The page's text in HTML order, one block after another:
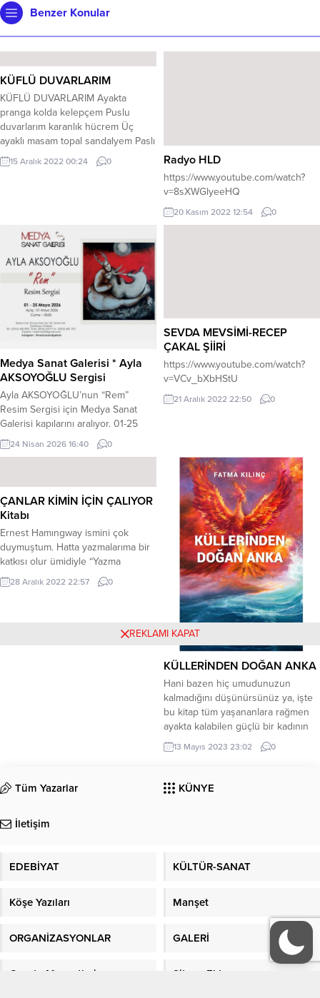
Benzer Konular
KÜFLÜ DUVARLARIM
KÜFLÜ DUVARLARIM Ayakta
pranga kolda kelepçem Puslu
duvarlarım karanlık hücrem Üç
ayaklı masam topal sandalyem Paslı
zincirlerim kolda kelepçem. Küf
kokuyor hücrem ağlama Ecem
Sevdamı sayıklar dil hecem hecem,
Güneş batar ufuk kararır gecem...
15 Aralık 2022 00:24 0 Radyo HLD
https://www.youtube.com/watch?
v=8sXWGlyeeHQ
20 Kasım 2022 12:54 0
Medya Sanat Galerisi * Ayla
AKSOYOĞLU Sergisi
Ayla AKSOYOĞLU’nun “Rem”
Resim Sergisi için Medya Sanat
Galerisi kapılarını aralıyor. 01-25
Mayıs 2026 tarihleri arasında
yapılacak olan serginin açılışı 01
Farklı tarzı ve renkli kişiliği ile dikkat
çeken ve aynı zamanda da
AKSOYOĞLU, birçok resime...
24 Nisan 2026 16:40 0
SEVDA MEVSİMİ-RECEP
ÇAKAL ŞİİRİ
https://www.youtube.com/watch?
v=VCv_bXbHStU
21 Aralık 2022 22:50 0
ÇANLAR KİMİN İÇİN ÇALIYOR
Kitabı
Ernest Hamıngway ismini çok
duymuştum. Hatta yazmalarıma bir
katkısı olur ümidiyle “Yazma
Üzerine” adlı bir kitanını bile alıp
incelemiştim. Tabi o bir derlemeydi.
antifaşist bir gerilla grubunun bir
28 Aralık 2022 22:57 0
KÜLLERİNDEN DOĞAN ANKA
Hani bazen hiç umudunuzun
kalmadığını düşünürsünüz ya, işte
bu kitap tüm yaşananlara rağmen
ayakta kalabilen güçlü bir kadının
hikayesini konu ediniyor. En
yakınından yediği ihanet yüzünden
yıllar sonra hikayede de anlatıldığı
üzere küllerinden doğarak bir Anka
13 Mayıs 2023 23:02 0
Tüm Yazarlar KÜNYE
İletişim
EDEBİYAT KÜLTÜR-SANAT
Köşe Yazıları Manşet
ORGANİZASYONLAR GALERİ
Gazete Manşetleri Sitene Ekle
REKLAMI KAPAT